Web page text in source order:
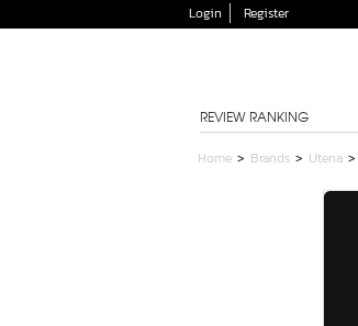
Login Register
REVIEW RANKING
Home > Brands > Utena >